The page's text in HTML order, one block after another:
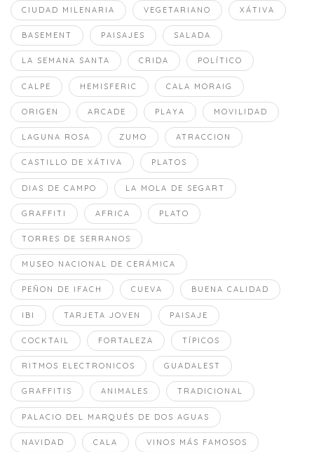
CIUDAD MILENARIA VEGETARIANO XÁTIVA
BASEMENT PAISAJES SALADA
LA SEMANA SANTA CRIDA POLÍTICO
CALPE HEMISFERIC CALA MORAIG
ORIGEN ARCADE PLAYA MOVILIDAD
LAGUNA ROSA ZUMO ATRACCION
CASTILLO DE XÁTIVA PLATOS
DIAS DE CAMPO LA MOLA DE SEGART
GRAFFITI AFRICA PLATO
TORRES DE SERRANOS
MUSEO NACIONAL DE CERÁMICA
PEÑON DE IFACH CUEVA BUENA CALIDAD
IBI TARJETA JOVEN PAISAJE
COCKTAIL FORTALEZA TÍPICOS
RITMOS ELECTRONICOS GUADALEST
GRAFFITIS ANIMALES TRADICIONAL
PALACIO DEL MARQUÉS DE DOS AGUAS
NAVIDAD CALA VINOS MÁS FAMOSOS